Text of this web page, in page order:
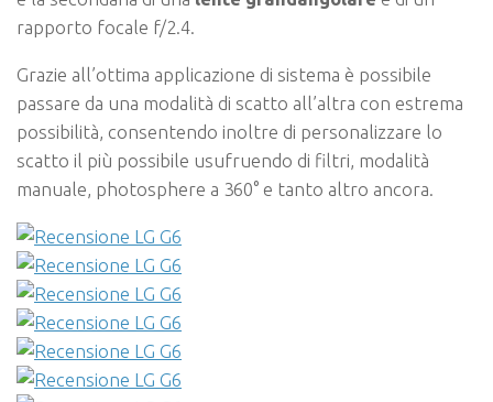
rapporto focale f/2.4.
Grazie all’ottima applicazione di sistema è possibile
passare da una modalità di scatto all’altra con estrema
possibilità, consentendo inoltre di personalizzare lo
scatto il più possibile usufruendo di filtri, modalità
manuale, photosphere a 360° e tanto altro ancora.